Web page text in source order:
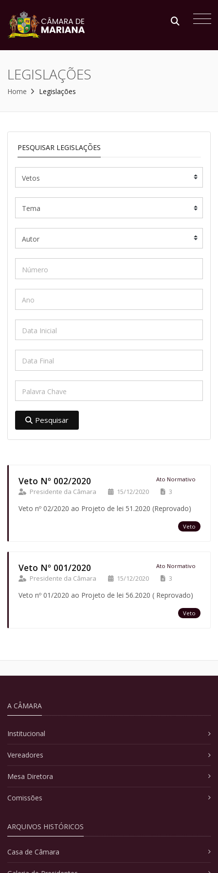
LEGISLAÇÕES
Home Legislações
Veto Nº 002/2020 Ato Normativo
Presidente da Câmara 15/12/2020 3
Veto nº 02/2020 ao Projeto de lei 51.2020 (Reprovado)
Veto
Veto Nº 001/2020 Ato Normativo
Presidente da Câmara 15/12/2020 3
Veto nº 01/2020 ao Projeto de lei 56.2020 ( Reprovado)
Veto
PESQUISAR LEGISLAÇÕES
Pesquisar
A CÂMARA
Institucional
Vereadores
Mesa Diretora
Comissões
ARQUIVOS HISTÓRICOS
Casa de Câmara